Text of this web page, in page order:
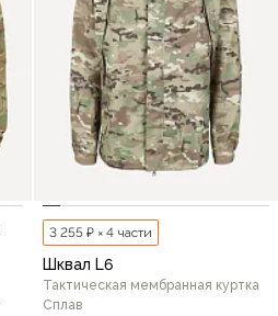
3 255 ₽ × 4 части
Шквал L6
Тактическая мембранная куртка
Сплав